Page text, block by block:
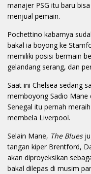
manajer PSG itu baru
menjual pemain.
Pochettino kabarnya
bakal ia boyong ke
memiliki posisi bermain
gelandang serang, dan
Saat ini Chelsea sedang
memboyong Sadio Mane
Senegal itu pernah
membela Liverpool.
Selain Mane, The Blues
tangan kiper Brentford,
akan diproyeksikan
bakal dilepas di musim